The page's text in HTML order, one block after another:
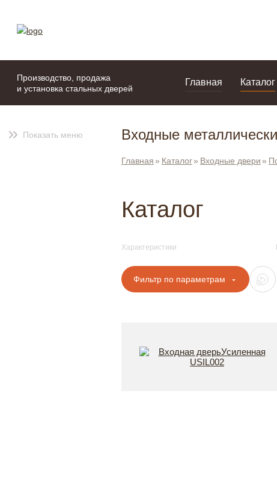
Производство, продажа
и установка стальных дверей
Главная Каталог
Показать меню Входные
Главная Каталог Входные двери
Каталог
Характеристики
Фильтр по параметрам